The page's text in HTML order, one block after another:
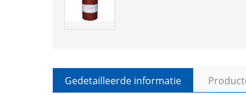
Gedetailleerde informatie